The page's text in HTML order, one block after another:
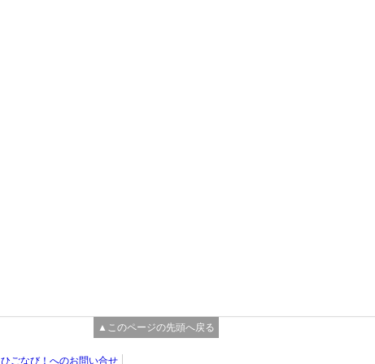
▲このページの先頭へ戻る
ひごなび！へのお問い合せ